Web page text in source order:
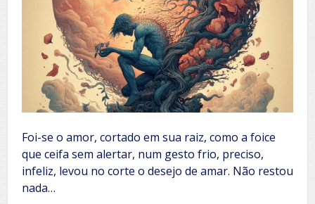
Foi-se o amor, cortado em sua raiz, como a foice
que ceifa sem alertar, num gesto frio, preciso,
infeliz, levou no corte o desejo de amar. Não restou
nada…